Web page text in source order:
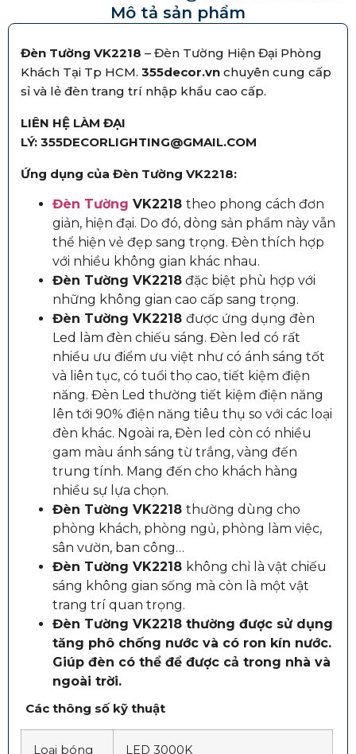
Mô tả sản phẩm
Đèn Tường VK2218 – Đèn Tường Hiện Đại Phòng
Khách Tại Tp HCM. 355decor.vn chuyên cung cấp
sỉ và lẻ đèn trang trí nhập khẩu cao cấp.
LIÊN HỆ LÀM ĐẠI
LÝ: 355DECORLIGHTING@GMAIL.COM
Ứng dụng của Đèn Tường VK2218:
Đèn Tường VK2218 theo phong cách đơn
giản, hiện đại. Do đó, dòng sản phẩm này vẫn
thể hiện vẻ đẹp sang trọng. Đèn thích hợp
với nhiều không gian khác nhau.
Đèn Tường VK2218 đặc biệt phù hợp với
những không gian cao cấp sang trọng.
Đèn Tường VK2218 được ứng dụng đèn
Led làm đèn chiếu sáng. Đèn led có rất
nhiều ưu điểm ưu việt như có ánh sáng tốt
và liên tục, có tuổi thọ cao, tiết kiệm điện
năng. Đèn Led thường tiết kiệm điện năng
lên tới 90% điện năng tiêu thụ so với các loại
đèn khác. Ngoài ra, Đèn led còn có nhiều
gam màu ánh sáng từ trắng, vàng đến
trung tính. Mang đến cho khách hàng
nhiều sự lựa chọn.
Đèn Tường VK2218 thường dùng cho
phòng khách, phòng ngủ, phòng làm việc,
sân vườn, ban công…
Đèn Tường VK2218 không chỉ là vật chiếu
sáng không gian sống mà còn là một vật
trang trí quan trọng.
Đèn Tường VK2218 thường được sử dụng
tăng phô chống nước và có ron kín nước.
Giúp đèn có thể để được cả trong nhà và
ngoài trời.
Các thông số kỹ thuật
Loại bóng LED 3000K